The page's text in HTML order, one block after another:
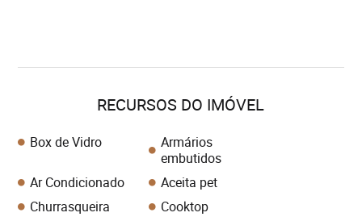
RECURSOS DO IMÓVEL
Box de Vidro
Armários
embutidos
Ar Condicionado
Aceita pet
Churrasqueira
Cooktop